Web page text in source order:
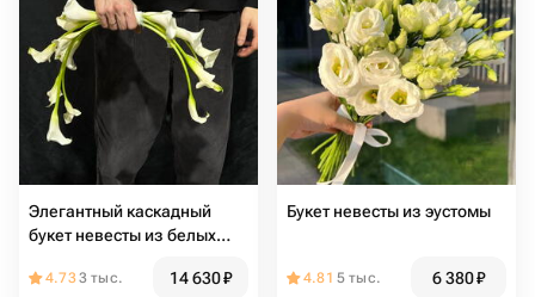
Элегантный каскадный
букет невесты из белых
4.733 тыс. 14 630₽
Букет невесты из эустомы
4.81 5 тыс. 6 380₽